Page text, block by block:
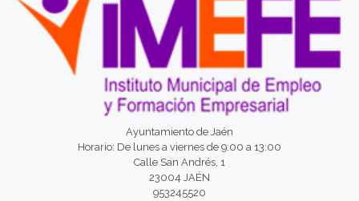
Ayuntamiento de Jaén
Horario: De lunes a viernes de 9:00 a 13:00
Calle San Andrés, 1
23004 JAÉN
953245520